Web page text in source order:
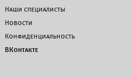
Наши специалисты
Новости
Конфиденциальность
ВКонтакте